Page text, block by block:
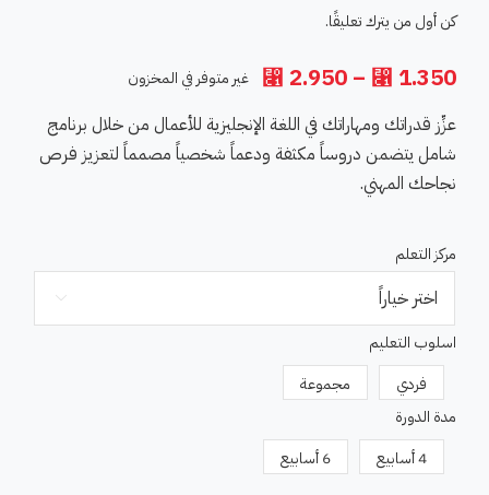
كن أول من يترك تعليقًا.
⃁ 1.350
–
⃁ 2.950
نطاق
من
خلال
غير متوفر في المخزون
عزِّز قدراتك ومهاراتك في اللغة الإنجليزية للأعمال من خلال برنامج
شامل يتضمن دروساً مكثفة ودعماً شخصياً مصمماً لتعزيز فرص
نجاحك المهني.
مركز التعلم

اسلوب التعليم
فردي
مجموعة
مدة الدورة
4 أسابيع 6 أسابيع